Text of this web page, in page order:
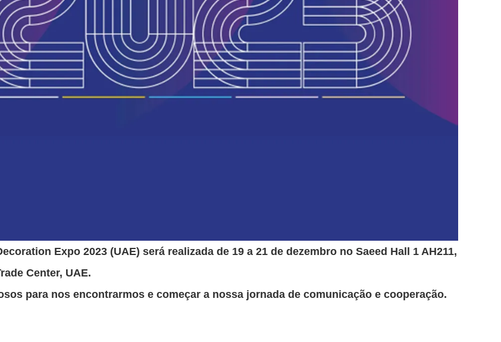
Expo 2023 (UAE) será realizada de 19 a 21 de dezembro no Saeed Hall 1 AH211,
Center, UAE.
para nos encontrarmos e começar a nossa jornada de comunicação e cooperação.